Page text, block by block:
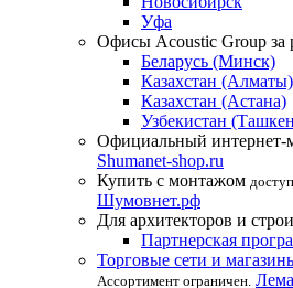
Уфа
Офисы Acoustic Group за
Беларусь (Минск)
Казахстан (Алматы)
Казахстан (Астана)
Узбекистан
Официальный интернет-
Shumanet-shop.ru
Купить с монтажом
Шумовнет.рф
Для архитекторов и
Партнерская
Торговые сети и
Ассортимент ограничен.